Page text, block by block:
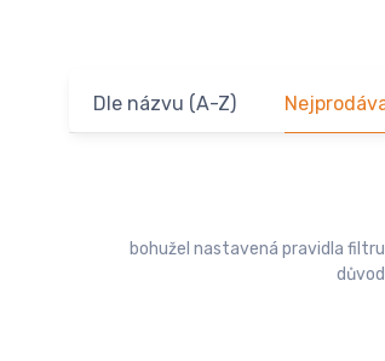
Dle názvu (A-Z)
bohužel nastavená pravidla